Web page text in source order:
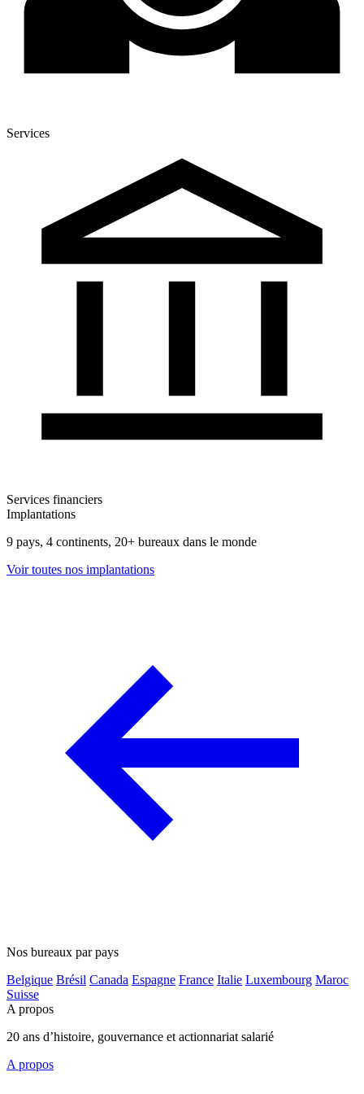
Services
Services financiers
Implantations
9 pays, 4 continents, 20+ bureaux dans le monde
Voir toutes nos implantations
Nos bureaux par pays
Belgique Brésil Canada Espagne France Italie Luxembourg Maroc
Suisse
A propos
20 ans d’histoire, gouvernance et actionnariat salarié
A propos